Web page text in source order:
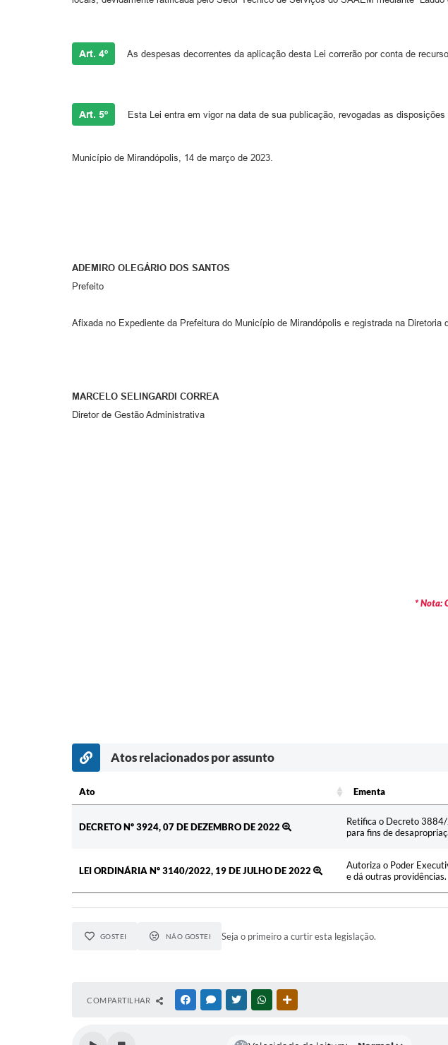
Art. 4º As despesas decorrentes da aplicação desta Lei correrão por conta de
Art. 5º Esta Lei entra em vigor na data de sua publicação, revogadas as disposições
Município de Mirandópolis, 14 de março de 2023.
ADEMIRO OLEGÁRIO DOS SANTOS
Prefeito
Afixada no Expediente da Prefeitura do Município de Mirandópolis e registrada na Diretoria
MARCELO SELINGARDI CORREA
Diretor de Gestão Administrativa
* Nota:
Atos relacionados por assunto
Ato Ementa
DECRETO Nº 3924, 07 DE DEZEMBRO DE 2022
Retifica o Decreto 3884/
para fins de
LEI ORDINÁRIA Nº 3140/2022, 19 DE JULHO DE 2022
Autoriza o Poder
e dá outras providências.
GOSTEI NÃO GOSTEI Seja o primeiro a curtir esta legislação.
COMPARTILHAR FACEBOOKMESSENGER
TWITTERWHATSAPP